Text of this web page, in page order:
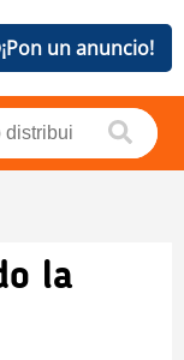
¡Pon un anuncio!
la